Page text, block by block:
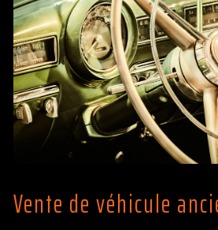
Vente de véhicule